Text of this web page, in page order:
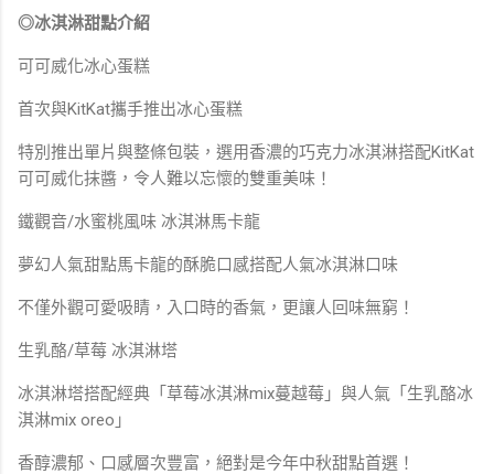
◎冰淇淋甜點介紹
可可威化冰心蛋糕
首次與KitKat攜手推出冰心蛋糕
特別推出單片與整條包裝，選用香濃的巧克力冰淇淋搭配KitKat
可可威化抹醬，令人難以忘懷的雙重美味！
鐵觀音/水蜜桃風味 冰淇淋馬卡龍
夢幻人氣甜點馬卡龍的酥脆口感搭配人氣冰淇淋口味
不僅外觀可愛吸睛，入口時的香氣，更讓人回味無窮！
生乳酪/草莓 冰淇淋塔
冰淇淋塔搭配經典「草莓冰淇淋mix蔓越莓」與人氣「生乳酪冰
淇淋mix oreo」
香醇濃郁、口感層次豐富，絕對是今年中秋甜點首選！